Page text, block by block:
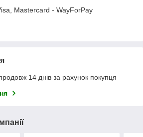
Mastercard - WayForPay
14 днів за рахунок покупця